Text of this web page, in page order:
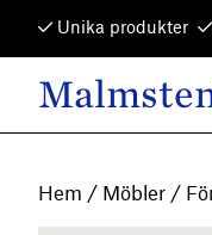
Unika produkter
Main
Hem / Möbler /